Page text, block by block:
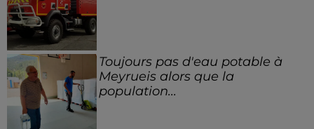
Toujours pas d'eau potable à
Meyrueis alors que la
population...